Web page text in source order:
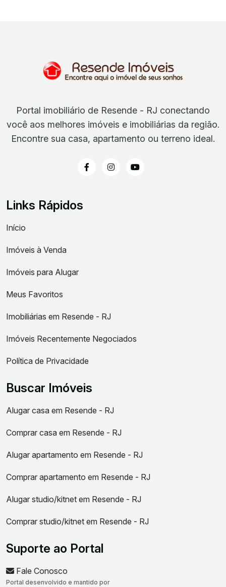
Portal imobiliário de Resende - RJ conectando
você aos melhores imóveis e imobiliárias da região.
Encontre sua casa, apartamento ou terreno ideal.
Links Rápidos
Início
Imóveis à Venda
Imóveis para Alugar
Meus Favoritos
Imobiliárias em Resende - RJ
Imóveis Recentemente Negociados
Política de Privacidade
Buscar Imóveis
Alugar casa em Resende - RJ
Comprar casa em Resende - RJ
Alugar apartamento em Resende - RJ
Comprar apartamento em Resende - RJ
Alugar studio/kitnet em Resende - RJ
Comprar studio/kitnet em Resende - RJ
Suporte ao Portal
Fale Conosco
Portal desenvolvido e mantido por